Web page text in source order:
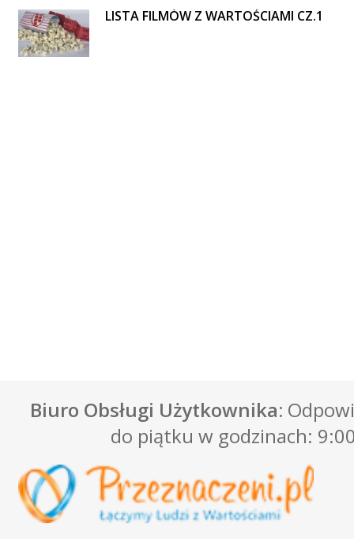
LISTA FILMÓW Z WARTOŚCIAMI CZ.1
Biuro Obsługi Użytkownika:
do piątku w godzinach: